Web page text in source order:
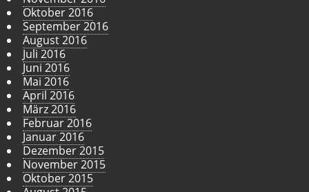
Oktober 2016
September 2016
August 2016
Juli 2016
Juni 2016
Mai 2016
April 2016
März 2016
Februar 2016
Januar 2016
Dezember 2015
November 2015
Oktober 2015